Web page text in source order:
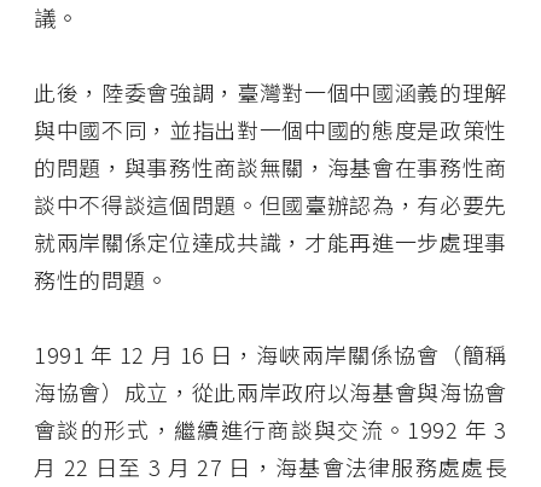
議。
此後，陸委會強調，臺灣對一個中國涵義的理解
與中國不同，並指出對一個中國的態度是政策性
的問題，與事務性商談無關，海基會在事務性商
談中不得談這個問題。但國臺辦認為，有必要先
就兩岸關係定位達成共識，才能再進一步處理事
務性的問題。
1991 年 12 月 16 日，海峽兩岸關係協會（簡稱
海協會）成立，從此兩岸政府以海基會與海協會
會談的形式，繼續進行商談與交流。1992 年 3
月 22 日至 3 月 27 日，海基會法律服務處處長